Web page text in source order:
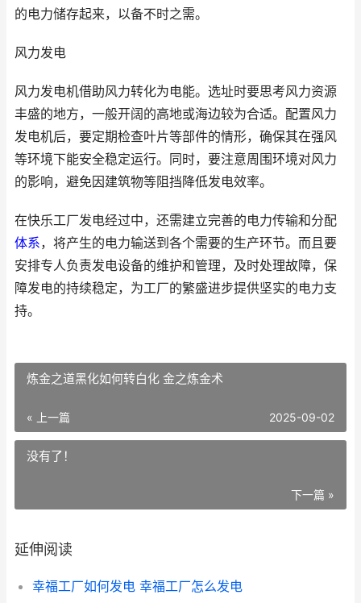
的电力储存起来，以备不时之需。
风力发电
风力发电机借助风力转化为电能。选址时要思考风力资源
丰盛的地方，一般开阔的高地或海边较为合适。配置风力
发电机后，要定期检查叶片等部件的情形，确保其在强风
等环境下能安全稳定运行。同时，要注意周围环境对风力
的影响，避免因建筑物等阻挡降低发电效率。
在快乐工厂发电经过中，还需建立完善的电力传输和分配
体系，将产生的电力输送到各个需要的生产环节。而且要
安排专人负责发电设备的维护和管理，及时处理故障，保
障发电的持续稳定，为工厂的繁盛进步提供坚实的电力支
持。
炼金之道黑化如何转白化 金之炼金术
« 上一篇 2025-09-02
没有了！
下一篇 »
延伸阅读
幸福工厂如何发电 幸福工厂怎么发电